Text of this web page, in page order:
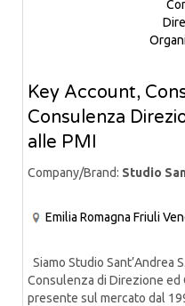
Key Account,
Consulenza
alle PMI
Company/Brand: Studio
Emilia Romagna Friuli
Siamo Studio Sant’Andrea
Consulenza di Direzione ed
presente sul mercato dal